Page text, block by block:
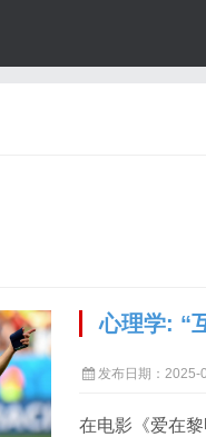
心理学: “
发布日期：2025-
在电影《爱在